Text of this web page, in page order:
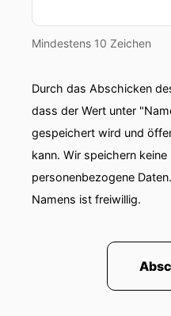
Mindestens 10 Zeichen
Durch das Abschicken
dass der Wert unter
gespeichert wird und
kann. Wir speichern
personenbezogene
Namens ist freiwillig.